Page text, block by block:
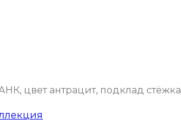
цвет антрацит, подклад стёжка